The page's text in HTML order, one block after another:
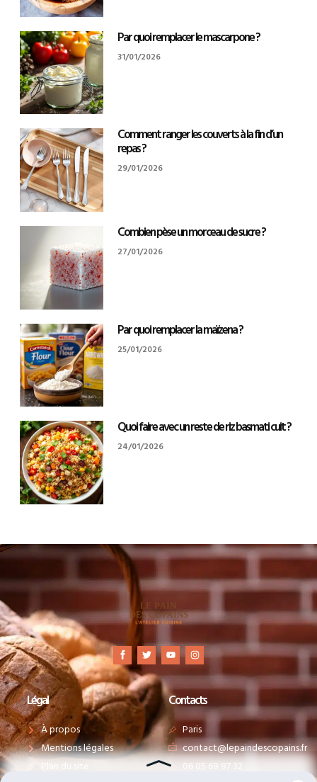
Par quoi remplacer le mascarpone ?
31/01/2026
Comment ranger les couverts à la fin d’un
repas ?
29/01/2026
Combien pèse un morceau de sucre ?
27/01/2026
Par quoi remplacer la maïzena ?
25/01/2026
Quoi faire avec un reste de riz basmati cuit ?
24/01/2026
Légal
À propos
Mentions légales
Plan du site
Contacts
Paris
contact@lepaindescopains.fr
06 05 69 97 32